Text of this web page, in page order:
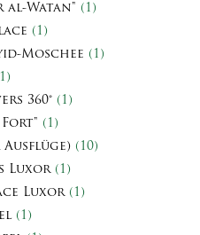
al-Watan" (1)
(1)
Moschee (1)
360° (1)
Fort" (1)
Ausflüge) (10)
Luxor(1)
Luxor(1)
(1)